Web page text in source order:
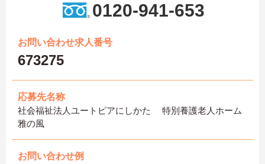
0120-941-653
お問い合わせ求人番号
673275
応募先名称
社会福祉法人ユートピアにしかた 特別養護老人ホーム
雅の風
お問い合わせ例